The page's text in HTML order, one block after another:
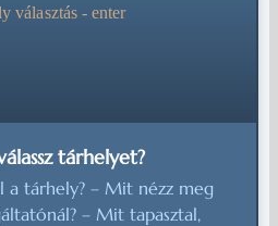
tárhelyet?
tárhely? – Mit nézz meg
– Mit tapasztal,